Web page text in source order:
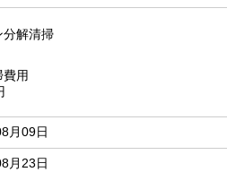
分解清掃
用
月09日
月23日